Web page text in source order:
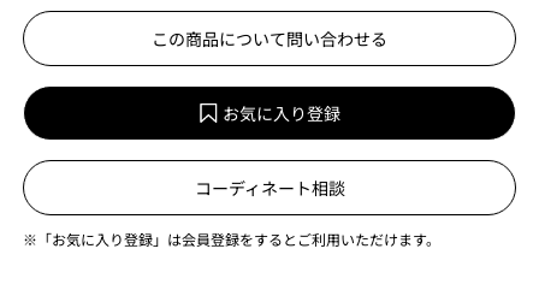
この商品について問い合わせる
お気に入り登録
コーディネート相談
※「お気に入り登録」は会員登録をするとご利用いただけます。